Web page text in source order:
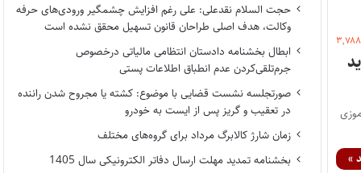
۳,۷۸۸
جدید
»
حجت السلام نقدعلی: علی رغم افزایش چشمگیر ورودی‌های حرفه
وکالت، هدف اصلی طراحان قانون تسهیل محقق نشده است
ابطال بخشنامه دادستان انتظامی مالیاتی درخصوص
جرم‌تلقی‌کردن عدم انطباق اطلاعات پستی
صورتجلسه نشست قضایی با موضوع: کشته یا مجروح شدن راننده
در تعقیب و گریز پس از ایست به خودرو
زمان شارژ کالابرگ مرداد برای گروه‌های مختلف
بخشنامه تمدید مهلت ارسال دفاتر الکترونیکی سال 1405